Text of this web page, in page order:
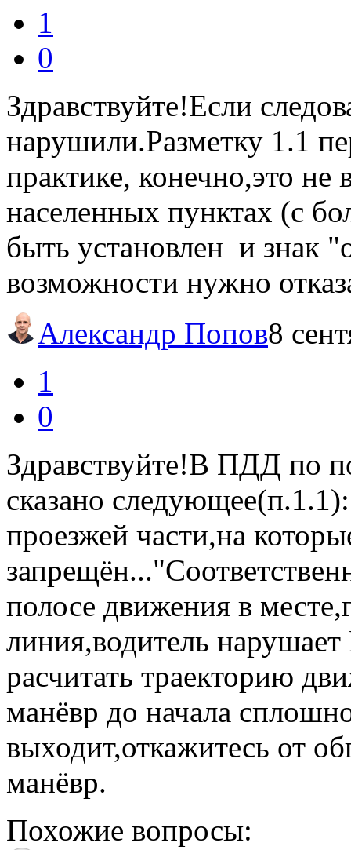
1
0
Здравствуйте!Если
нарушили.Разметку 1.1
практике, конечно,это не
населенных пунктах (с
быть установлен и знак
возможности нужно
Александр Попов8
1
0
Здравствуйте!В ПДД по
сказано
проезжей части,на
полосе движения в
линия,водитель
расчитать траекторию
манёвр до начала
выходит,откажитесь от
манёвр.
Похожие вопросы: